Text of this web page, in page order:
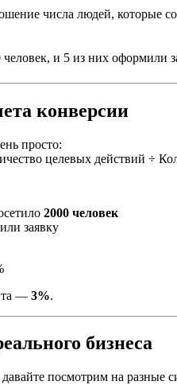
числа людей, которые
и 5 из них оформили
конверсии
просто:
целевых действий ÷
2000 человек
заявку
— 3%.
бизнеса
посмотрим на разные